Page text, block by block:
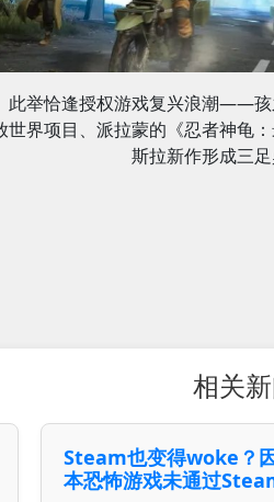
此举恰逢授权游戏复兴浪潮——孩
世界项目、派拉蒙的《忍者神龟
斯拉新作形成三足
相关
Steam也变得woke？
本恐怖游戏未通过